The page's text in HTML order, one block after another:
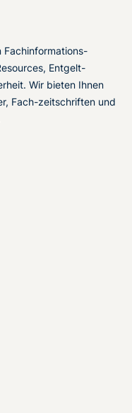
Fachinformations-
Entgelt-
Wir bieten Ihnen
Fach-zeitschriften und